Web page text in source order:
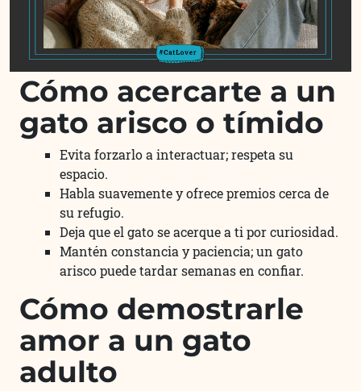
Cómo acercarte a un
gato arisco o tímido
Evita forzarlo a interactuar; respeta su
espacio.
Habla suavemente y ofrece premios cerca de
su refugio.
Deja que el gato se acerque a ti por curiosidad.
Mantén constancia y paciencia; un gato
arisco puede tardar semanas en confiar.
Cómo demostrarle
amor a un gato
adulto